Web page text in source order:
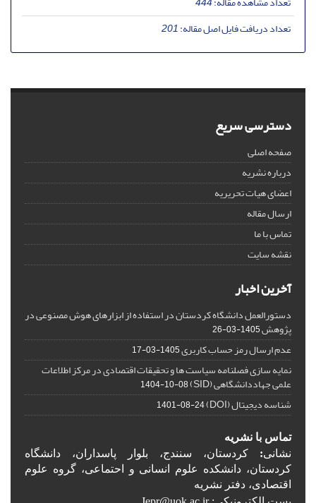
تعداد دریافت فایل اصل مقاله:201
دسترسی سریع
صفحه اصلی
درباره نشریه
اعضای هیات تحریریه
ارسال مقاله
تماس با ما
نقشه سایت
آخرین اخبار
دستورالعمل دانشگاه کردستان در استفاده از ابزارهای هوش مصنوعی در
پژوهش1405-03-26
عدم ارسال رمز حساب کاربری1405-03-17
نمایه سازی فصلنامه سیاست ها و تحقیقات اقتصادی در مرکز اطلاعات
علمی جهاددانشگاهی (SID) 1404-10-08
شناسه دیجیتال (DOI) 1401-08-24
تماس با نشریه
نشانی: کردستان، سنندج، بلوار پاسداران، دانشگاه
کردستان، دانشکده علوم انسانی و احتماعی، گروه علوم
اقتصادی، دفتر نشریه